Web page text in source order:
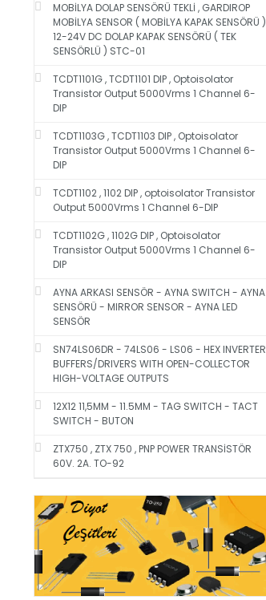
MOBİLYA DOLAP SENSÖRÜ TEKLİ , GARDIROP
MOBİLYA SENSOR ( MOBİLYA KAPAK SENSÖRÜ )
12-24V DC DOLAP KAPAK SENSÖRÜ ( TEK
SENSÖRLÜ ) STC-01
TCDT1101G , TCDT1101 DIP , Optoisolator
Transistor Output 5000Vrms 1 Channel 6-
DIP
TCDT1103G , TCDT1103 DIP , Optoisolator
Transistor Output 5000Vrms 1 Channel 6-
DIP
TCDT1102 , 1102 DIP , optoisolator Transistor
Output 5000Vrms 1 Channel 6-DIP
TCDT1102G , 1102G DIP , Optoisolator
Transistor Output 5000Vrms 1 Channel 6-
DIP
AYNA ARKASI SENSÖR - AYNA SWITCH - AYNA
SENSÖRÜ - MIRROR SENSOR - AYNA LED
SENSÖR
SN74LS06DR - 74LS06 - LS06 - HEX INVERTER
BUFFERS/DRIVERS WITH OPEN-COLLECTOR
HIGH-VOLTAGE OUTPUTS
12X12 11,5MM - 11.5MM - TAG SWITCH - TACT
SWITCH - BUTON
ZTX750 , ZTX 750 , PNP POWER TRANSİSTÖR
60V. 2A. TO-92